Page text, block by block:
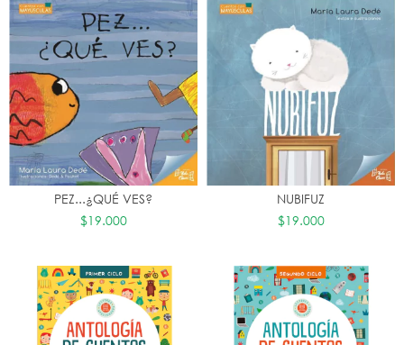
PEZ...¿QUÉ VES?
$19.000
NUBIFUZ
$19.000